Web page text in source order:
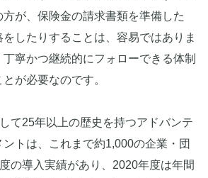
が、保険金の請求書類を準備した
したりすることは、容易ではありま
寧かつ継続的にフォローできる体制
が必要なのです。
て25年以上の歴史を持つアドバンテ
トは、これまで約1,000の企業・団
の導入実績があり、2020年度は年間